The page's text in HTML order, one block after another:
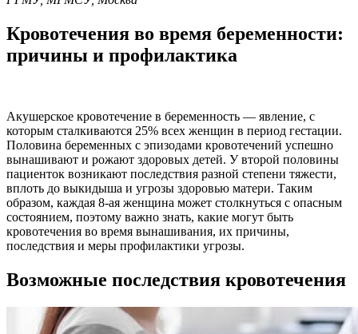
Кровотечения во время беременности:
причины и профилактика
Акушерское кровотечение в беременность — явление, с
которым сталкиваются 25% всех женщин в период гестации.
Половина беременных с эпизодами кровотечений успешно
вынашивают и рожают здоровых детей. У второй половины
пациенток возникают последствия разной степени тяжести,
вплоть до выкидыша и угрозы здоровью матери. Таким
образом, каждая 8-ая женщина может столкнуться с опасным
состоянием, поэтому важно знать, какие могут быть
кровотечения во время вынашивания, их причины,
последствия и меры профилактики угрозы.
Возможные последствия кровотечения